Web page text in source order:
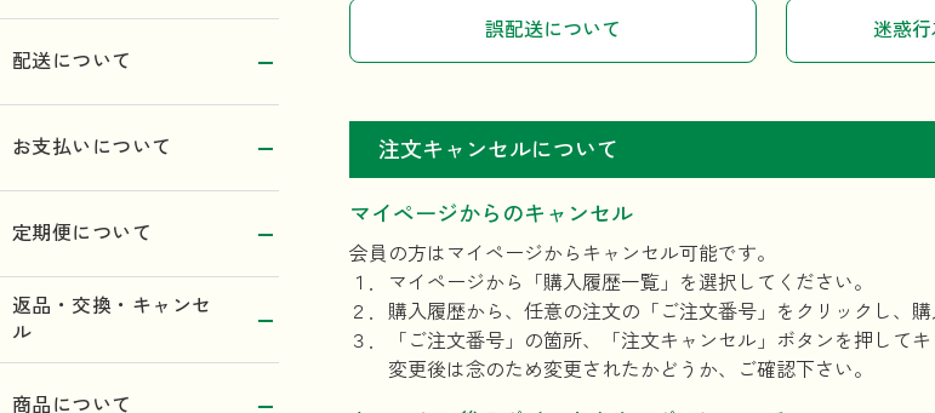
配送について
お支払いについて
定期便について
返品・交換・キャンセ
ル
商品について
誤配送について 迷惑
注文キャンセルについて
マイページからのキャンセル
会員の方はマイページからキャンセル可能です。
１．マイページから「購入履歴一覧」を選択してください。
２．購入履歴から、任意の注文の「ご注文番号」をクリックし、
３．「ご注文番号」の箇所、「注文キャンセル」ボタンを押してキ
変更後は念のため変更されたかどうか、ご確認下さい。